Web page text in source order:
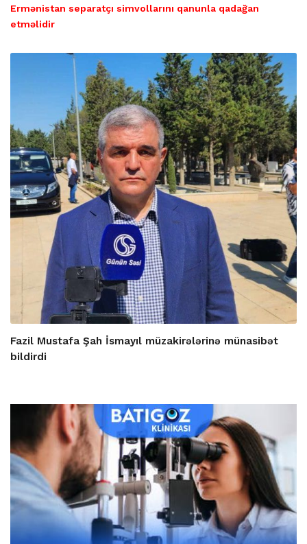
Ermənistan separatçı simvollarını qanunla qadağan
etməlidir
Fazil Mustafa Şah İsmayıl müzakirələrinə münasibət
bildirdi